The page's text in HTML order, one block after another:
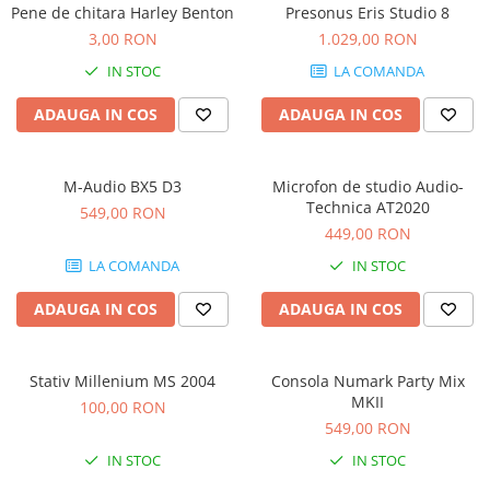
Mixere audio
Monitorizare In-Ear
Pickup-uri, platane & accesorii
Playere si Recordere
Procesoare si efecte
Stabilizatoare de tensiune UPS si
Power Conditioner
Microfoane
Accesorii de microfoane
Microfoane de broadcast
Microfoane de instrumente
Pene de chitara Harley Benton
3,00 RON
IN STOC
ADAUGA IN COS
Presonus Eris Studio 8
1.029,00 RON
LA COMANDA
ADAUGA IN COS
M-Audio BX5 D3
549,00 RON
LA COMANDA
ADAUGA IN COS
Microfon de studio Audio-
Technica AT2020
449,00 RON
IN STOC
ADAUGA IN COS
Stativ Millenium MS 2004
100,00 RON
IN STOC
Consola Numark Party Mix
MKII
549,00 RON
IN STOC